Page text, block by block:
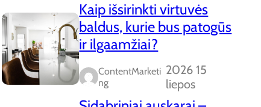
Kaip išsirinkti virtuvės
baldus, kurie bus patogūs
ir ilgaamžiai?
ContentMarketi
Ng
2026 15
liepos